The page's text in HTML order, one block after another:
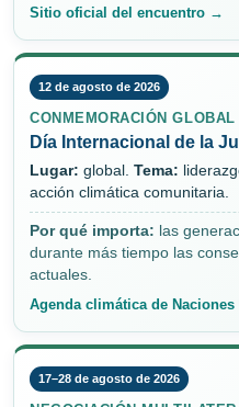
Sitio oficial del encuentro →
12 de agosto de 2026
CONMEMORACIÓN GLOBAL
Día Internacional de la
Lugar: global. Tema:
acción climática comunitaria.
Por qué importa: las
durante más tiempo las
actuales.
Agenda climática de
17–28 de agosto de 2026